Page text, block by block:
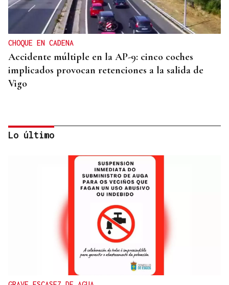
CHOQUE EN CADENA
Accidente múltiple en la AP-9: cinco coches
implicados provocan retenciones a la salida de
Vigo
Turismo veta la “Ruta del Narcotráfico” de
Laureano Oubiña por no cumplir con la Ley de
Turismo de Galicia
Lo último